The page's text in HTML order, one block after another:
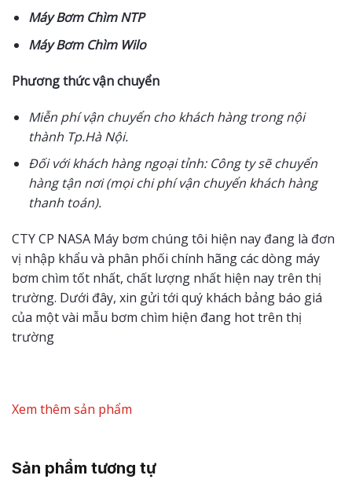
Máy Bơm Chìm NTP
Máy Bơm Chìm Wilo
Phương thức vận chuyển
Miễn phí vận chuyển cho khách hàng trong nội
thành Tp.Hà Nội.
Đối với khách hàng ngoại tỉnh: Công ty sẽ chuyển
hàng tận nơi (mọi chi phí vận chuyển khách hàng
thanh toán).
CTY CP NASA Máy bơm chúng tôi hiện nay đang là đơn
vị nhập khẩu và phân phối chính hãng các dòng máy
bơm chìm tốt nhất, chất lượng nhất hiện nay trên thị
trường. Dưới đây, xin gửi tới quý khách bảng báo giá
của một vài mẫu bơm chìm hiện đang hot trên thị
trường
Xem thêm sản phẩm
Sản phẩm tương tự